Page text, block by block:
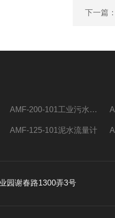
下一篇
AMF-200-101工业污水流量计
AMF-125-101泥水流量计
园谢春路1300弄3号